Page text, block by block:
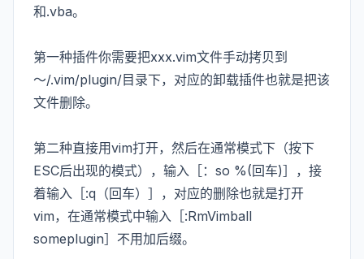
和.vba。
第一种插件你需要把xxx.vim文件手动拷贝到
～/.vim/plugin/目录下，对应的卸载插件也就是把该
文件删除。
第二种直接用vim打开，然后在通常模式下（按下
ESC后出现的模式），输入［：so %(回车)］，接
着输入［:q（回车）］，对应的删除也就是打开
vim，在通常模式中输入［:RmVimball
someplugin］不用加后缀。